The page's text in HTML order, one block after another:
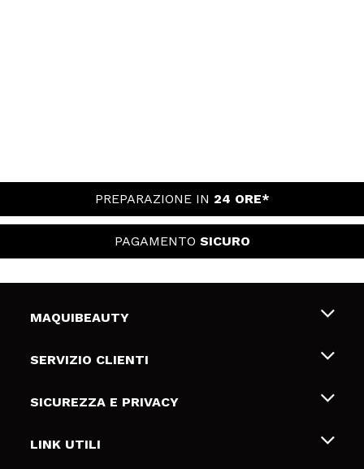
PREPARAZIONE IN 24 ORE*
PAGAMENTO SICURO
MAQUIBEAUTY
Chi siamo
Gift Cards
SERVIZIO CLIENTI
Spedizioni & Resi
Metodi di pagamamento
SICUREZZA E PRIVACY
Termini e condizioni
LINK UTILI